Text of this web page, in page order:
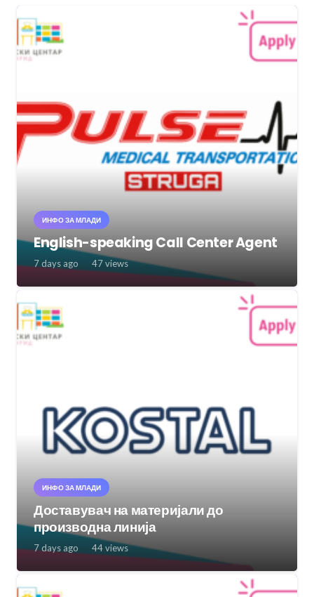
ИНФО ЗА МЛАДИ
English-speaking Call Center Agent
7 days ago 47views
ИНФО ЗА МЛАДИ
Доставувач на материјали до
производна линија
7 days ago 44views